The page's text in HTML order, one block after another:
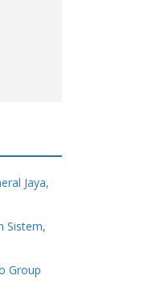
Jaya,
Sistem,
Group